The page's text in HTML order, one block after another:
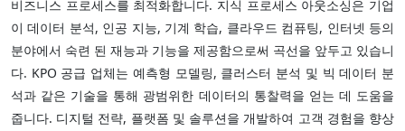
비즈니스 프로세스를 최적화합니다. 지식 프로세스 아웃소싱은 기업
이 데이터 분석, 인공 지능, 기계 학습, 클라우드 컴퓨팅, 인터넷 등의
분야에서 숙련 된 재능과 기능을 제공함으로써 곡선을 앞두고 있습니
다. KPO 공급 업체는 예측형 모델링, 클러스터 분석 및 빅 데이터 분
석과 같은 기술을 통해 광범위한 데이터의 통찰력을 얻는 데 도움을
줍니다. 디지털 전략, 플랫폼 및 솔루션을 개발하여 고객 경험을 향상